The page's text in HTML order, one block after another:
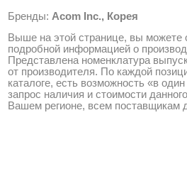
Бренды: Acom Inc., Корея
Выше на этой странице, вы можете
подробной информацией о
Представлена номенклатура
от производителя. По каждой
каталоге, есть возможность «в
запрос наличия и стоимости
Вашем регионе, всем поставщикам